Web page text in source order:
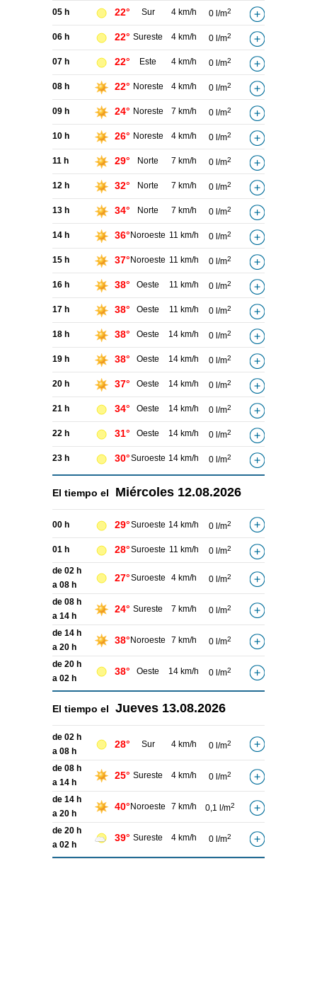
05 h 22° Sur 4 km/h 0 l/m2
06 h 22° Sureste 4 km/h 0 l/m2
07 h 22° Este 4 km/h 0 l/m2
08 h 22° Noreste 4 km/h 0 l/m2
09 h 24° Noreste 7 km/h 0 l/m2
10 h 26° Noreste 4 km/h 0 l/m2
11 h 29° Norte 7 km/h 0 l/m2
12 h 32° Norte 7 km/h 0 l/m2
13 h 34° Norte 7 km/h 0 l/m2
14 h 36° Noroeste 11 km/h 0 l/m2
15 h 37° Noroeste 11 km/h 0 l/m2
16 h 38° Oeste 11 km/h 0 l/m2
17 h 38° Oeste 11 km/h 0 l/m2
18 h 38° Oeste 14 km/h 0 l/m2
19 h 38° Oeste 14 km/h 0 l/m2
20 h 37° Oeste 14 km/h 0 l/m2
21 h 34° Oeste 14 km/h 0 l/m2
22 h 31° Oeste 14 km/h 0 l/m2
23 h 30°Suroeste 14 km/h 0 l/m2
El tiempo el Miércoles 12.08.2026
00 h 29°Suroeste 14 km/h 0 l/m2
01 h 28°Suroeste 11 km/h 0 l/m2
de 02 h
a 08 h
27°Suroeste 4 km/h 0 l/m2
de 08 h
a 14 h
24° Sureste 7 km/h 0 l/m2
de 14 h
a 20 h
38° Noroeste 7 km/h 0 l/m2
de 20 h
a 02 h
38° Oeste 14 km/h 0 l/m2
El tiempo el Jueves 13.08.2026
de 02 h
a 08 h
28° Sur 4 km/h 0 l/m2
de 08 h
a 14 h
25° Sureste 4 km/h 0 l/m2
de 14 h
a 20 h
40° Noroeste 7 km/h 0,1 l/m2
de 20 h
a 02 h
39° Sureste 4 km/h 0 l/m2